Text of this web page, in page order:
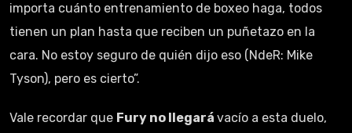
importa cuánto entrenamiento de boxeo haga, todos
tienen un plan hasta que reciben un puñetazo en la
cara. No estoy seguro de quién dijo eso (NdeR: Mike
Tyson), pero es cierto”.
Vale recordar que Fury no llegará vacío a esta duelo,